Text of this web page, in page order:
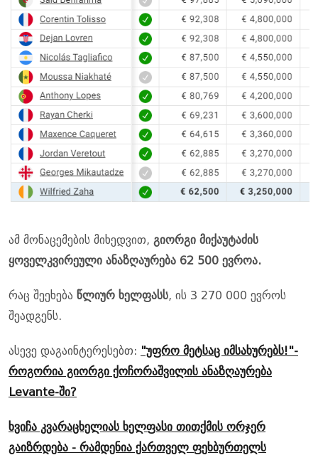
ამ მონაცემების მიხედვით, გიორგი მიქაუტაძის
ყოველკვირეული ანაზღაურება 62 500 ევროა.
რაც შეეხება წლიურ ხელფასს, ის 3 270 000 ევროს
შეადგენს.
ასევე დაგაინტერესებთ: "უფრო მეტსაც იმსახურებს!"-
როგორია გიორგი ქოჩორაშვილის ანაზღაურება
Levante-ში?
ხვიჩა კვარაცხელიას ხელფასი თითქმის ორჯერ
გაიზრდება - რამდენია ქართველ ფეხბურთელს